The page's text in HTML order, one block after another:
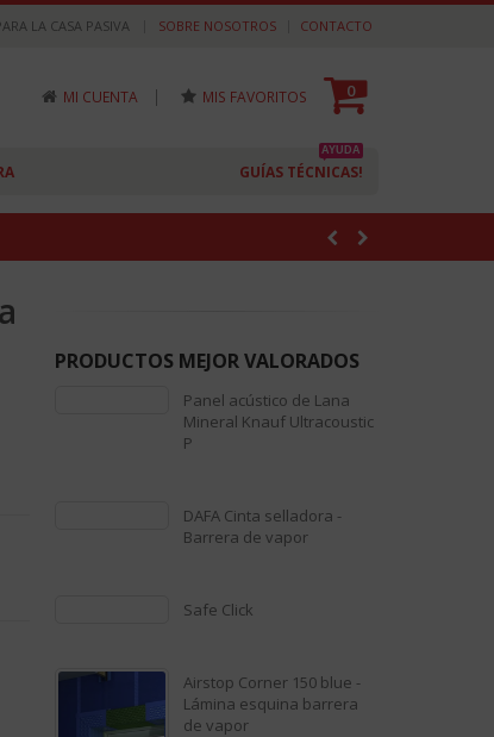
LA CASA PASIVA SOBRE NOSOTROS CONTACTO
MI CUENTA | MIS FAVORITOS 0
GUÍAS TÉCNICAS!
AYUDA
PRODUCTOS MEJOR VALORADOS
Panel acústico de Lana
Mineral Knauf Ultracoustic
P
out
of
5
DAFA Cinta selladora -
Barrera de vapor
out
of
Safe Click
out
of
5
Airstop Corner 150 blue -
Lámina esquina barrera
de vapor